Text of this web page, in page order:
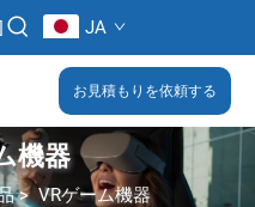
JA
お見積もりを依頼する
機器
>VRゲーム機器